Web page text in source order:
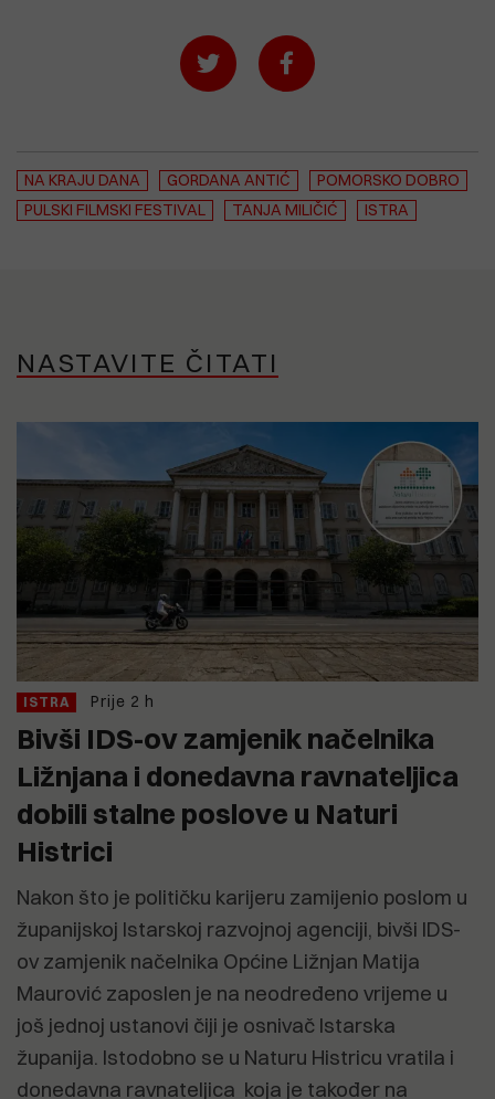
NA KRAJU DANA GORDANA ANTIĆ
POMORSKO DOBRO
PULSKI FILMSKI FESTIVAL
TANJA MILIČIĆ ISTRA
NASTAVITE ČITATI
ISTRA Prije 2 h
Bivši IDS-ov zamjenik načelnika
Ližnjana i donedavna ravnateljica
dobili stalne poslove u Naturi
Histrici
Nakon što je političku karijeru zamijenio poslom u
županijskoj Istarskoj razvojnoj agenciji, bivši IDS-
ov zamjenik načelnika Općine Ližnjan Matija
Maurović zaposlen je na neodređeno vrijeme u
još jednoj ustanovi čiji je osnivač Istarska
županija. Istodobno se u Naturu Histricu vratila i
donedavna ravnateljica koja je također na